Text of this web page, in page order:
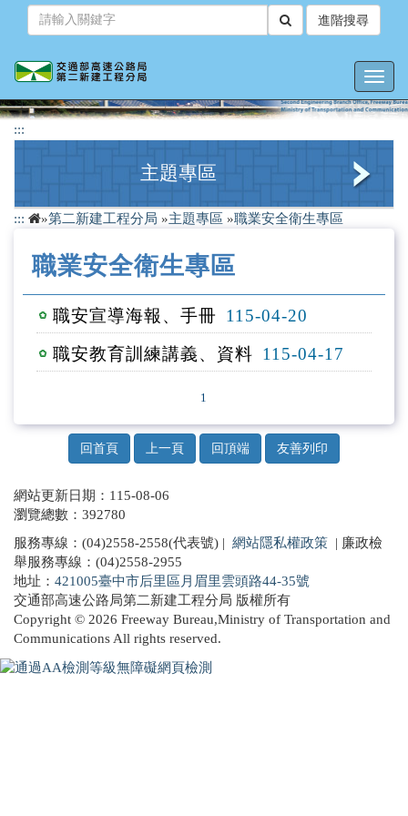
容
進階搜尋
:::
主題專區
檔案應用專區
性別平等專區
性騷擾防治專區
職業安全衛生專區
影音專區
::: »第二新建工程分局 »主題專區 »職業安全衛生專區
職業安全衛生專區
職安宣導海報、手冊 115-04-20
職安教育訓練講義、資料 115-04-17
1
回首頁 上一頁 回頂端 友善列印
網站更新日期：115-08-06
瀏覽總數：392780
服務專線：(04)2558-2558(代表號) | 網站隱私權政策 | 廉政檢
舉服務專線：(04)2558-2955
地址： 421005臺中市后里區月眉里雲頭路44-35號
交通部高速公路局第二新建工程分局 版權所有
Copyright © 2026 Freeway Bureau,Ministry of Transportation and
Communications All rights reserved.